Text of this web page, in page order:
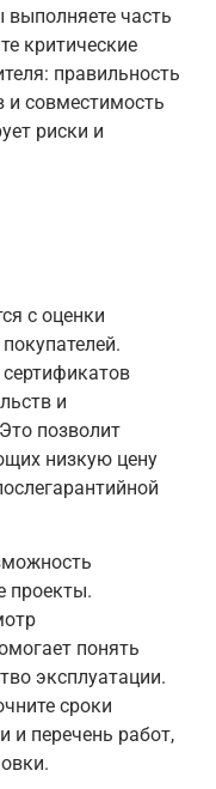
часть
критические
правильность
и совместимость
риски и
с оценки
и
позволит
низкую цену
проекты.
понять
эксплуатации.
сроки
и перечень работ,